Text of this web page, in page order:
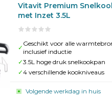
Vitavit Premium
met Inzet 3.5L
✓
Geschikt voor alle
inclusief inductie
✓3.5L hoge druk snelkookpan
✓4 verschillende kookniveaus
Volgende werkdag in huis